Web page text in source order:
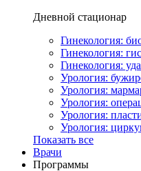
Дневной стационар
Гинекология:
Гинекология:
Гинекология:
Урология:
Урология:
Урология:
Урология:
Урология:
Показать все
Врачи
Программы